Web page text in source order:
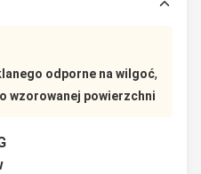
odporne na wilgoć,
o wzorowanej powierzchni